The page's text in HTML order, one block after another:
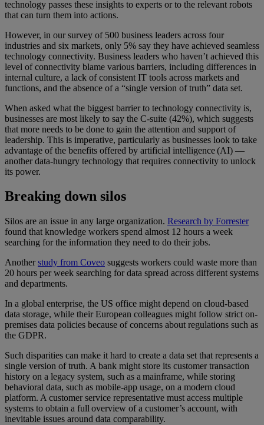
technology passes these insights to experts or to the relevant robots
that can turn them into actions.
However, in our survey of 500 business leaders across four
industries and six markets, only 5% say they have achieved seamless
technology connectivity. Business leaders who haven’t achieved this
level of connectivity blame various barriers, including differences in
internal culture, a lack of consistent IT tools across markets and
functions, and the absence of a “single version of truth” data set.
When asked what the biggest barrier to technology connectivity is,
businesses are most likely to say the C-suite (42%), which suggests
that more needs to be done to gain the attention and support of
leadership. This is imperative, particularly as businesses look to take
advantage of the benefits offered by artificial intelligence (AI) —
another data-hungry technology that requires connectivity to unlock
its power.
Breaking down silos
Silos are an issue in any large organization. Research by Forrester
found that knowledge workers spend almost 12 hours a week
searching for the information they need to do their jobs.
Anotherstudy from Coveo suggests workers could waste more than
20 hours per week searching for data spread across different systems
and departments.
In a global enterprise, the US office might depend on cloud-based
data storage, while their European colleagues might follow strict on-
premises data policies because of concerns about regulations such as
the GDPR.
Such disparities can make it hard to create a data set that represents a
single version of truth. A bank might store its customer transaction
history on a legacy system, such as a mainframe, while storing
behavioral data, such as mobile-app usage, on a modern cloud
platform. A customer service representative must access multiple
systems to obtain a full overview of a customer’s account, with
inevitable issues around data comparability.